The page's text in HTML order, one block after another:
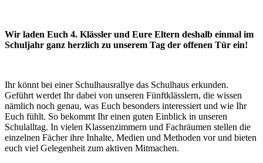
Wir laden Euch 4. Klässler und Eure Eltern deshalb einmal im
Schuljahr ganz herzlich zu unserem Tag der offenen Tür ein!
Ihr könnt bei einer Schulhausrallye das Schulhaus erkunden.
Geführt werdet Ihr dabei von unseren Fünftklässlern, die wissen
nämlich noch genau, was Euch besonders interessiert und wie Ihr
Euch fühlt. So bekommt Ihr einen guten Einblick in unseren
Schulalltag. In vielen Klassenzimmern und Fachräumen stellen die
einzelnen Fächer ihre Inhalte, Medien und Methoden vor und bieten
euch viel Gelegenheit zum aktiven Mitmachen.